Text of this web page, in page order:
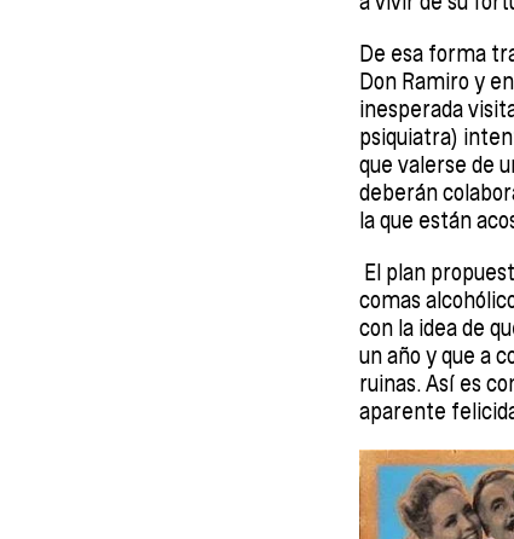
De esa forma
Don Ramiro y
inesperada
psiquiatra)
que valerse de
deberán
la que están
El plan
comas
con la idea de
un año y que a
ruinas. Así es
aparente